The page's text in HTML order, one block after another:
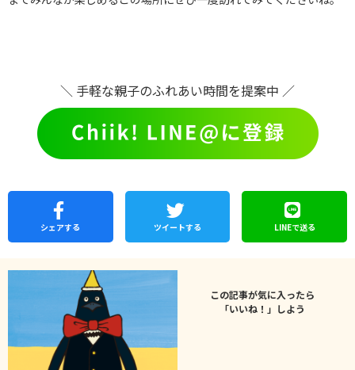
＼ 手軽な親子のふれあい時間を提案中 ／
シェアする ツイートする LINEで送る
この記事が気に入ったら
「いいね！」しよう